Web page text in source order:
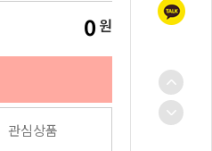
0 원
관심상품